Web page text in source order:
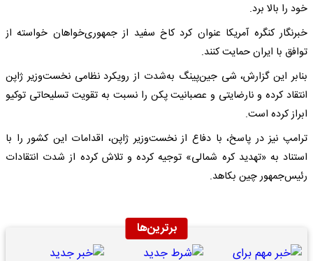
خود را بالا برد.
خبرنگار کنگره آمریکا عنوان کرد کاخ سفید از جمهوری‌خواهان خواسته از
توافق با ایران حمایت کنند.
بنابر این گزارش، شی جین‌پینگ به‌شدت از رویکرد نظامی نخست‌وزیر ژاپن
انتقاد کرده و نارضایتی و عصبانیت پکن را نسبت به تقویت تسلیحاتی توکیو
ابراز کرده است.
ترامپ نیز در پاسخ، با دفاع از نخست‌وزیر ژاپن، اقدامات این کشور را با
استناد به «تهدید کره شمالی» توجیه کرده و تلاش کرده از شدت انتقادات
رئیس‌جمهور چین بکاهد.
برترین‌ها